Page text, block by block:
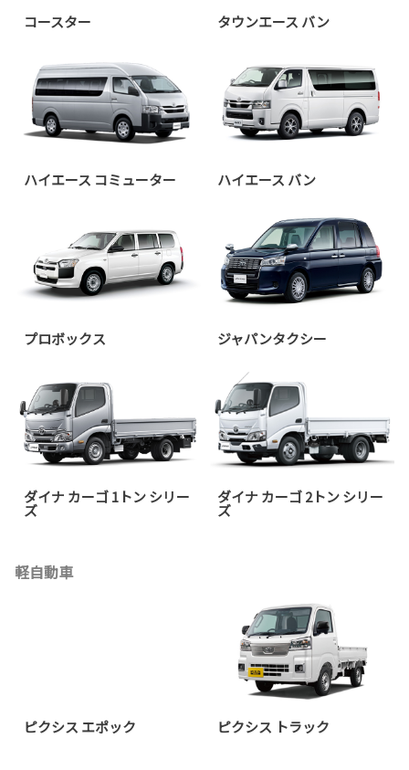
コースター タウンエース バン
ハイエース コミューター ハイエース バン
プロボックス ジャパンタクシー
ダイナ カーゴ 1トン シリー
ズ
ダイナ カーゴ 2トン シリー
ズ
軽自動車
ピクシス エポック ピクシス トラック